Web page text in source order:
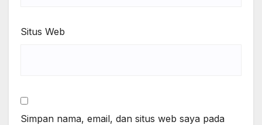
Situs Web
Simpan nama, email, dan situs web saya pada